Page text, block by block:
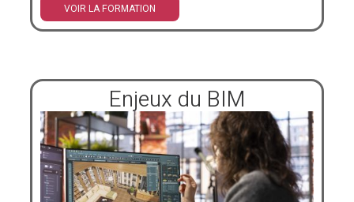
VOIR LA FORMATION
Enjeux du BIM